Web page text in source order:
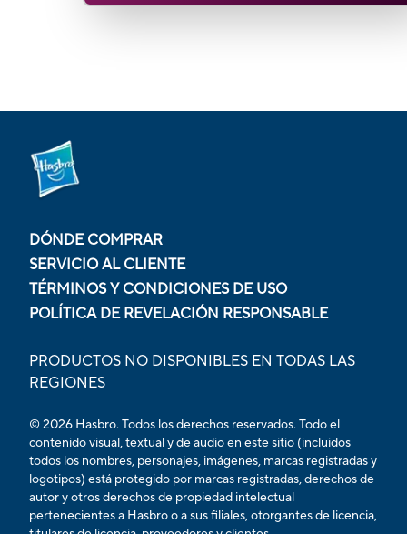
DÓNDE COMPRAR
SERVICIO AL CLIENTE
TÉRMINOS Y CONDICIONES DE USO
POLÍTICA DE REVELACIÓN RESPONSABLE
PRODUCTOS NO DISPONIBLES EN TODAS LAS
REGIONES
© 2026 Hasbro. Todos los derechos reservados. Todo el
contenido visual, textual y de audio en este sitio (incluidos
todos los nombres, personajes, imágenes, marcas registradas y
logotipos) está protegido por marcas registradas, derechos de
autor y otros derechos de propiedad intelectual
pertenecientes a Hasbro o a sus filiales, otorgantes de licencia,